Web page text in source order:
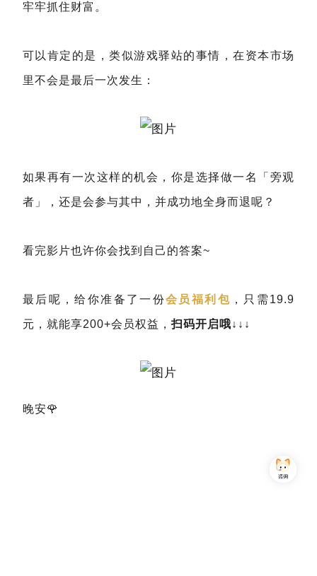
牢牢抓住财富。
可以肯定的是，类似游戏驿站的事情，在资本市场
里不会是最后一次发生：
如果再有一次这样的机会，你是选择做一名「旁观
者」，还是会参与其中，并成功地全身而退呢？
看完影片也许你会找到自己的答案~
最后呢，给你准备了一份会员福利包 ，只需19.9
元，就能享200+会员权益，扫码开启哦↓↓↓
晚安🌹